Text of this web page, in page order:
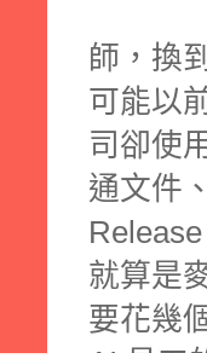
師，換
可能以
司卻使
通文件
就算是
要花幾